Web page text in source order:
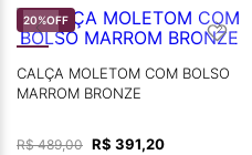
20%OFF
CALÇA MOLETOM COM BOLSO
MARROM BRONZE
R$ 489,00 R$ 391,20